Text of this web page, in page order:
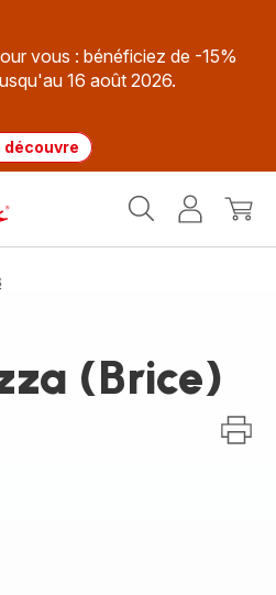
vous : bénéficiez de -15%
16 août 2026.
découvre
MonMon
(Brice)